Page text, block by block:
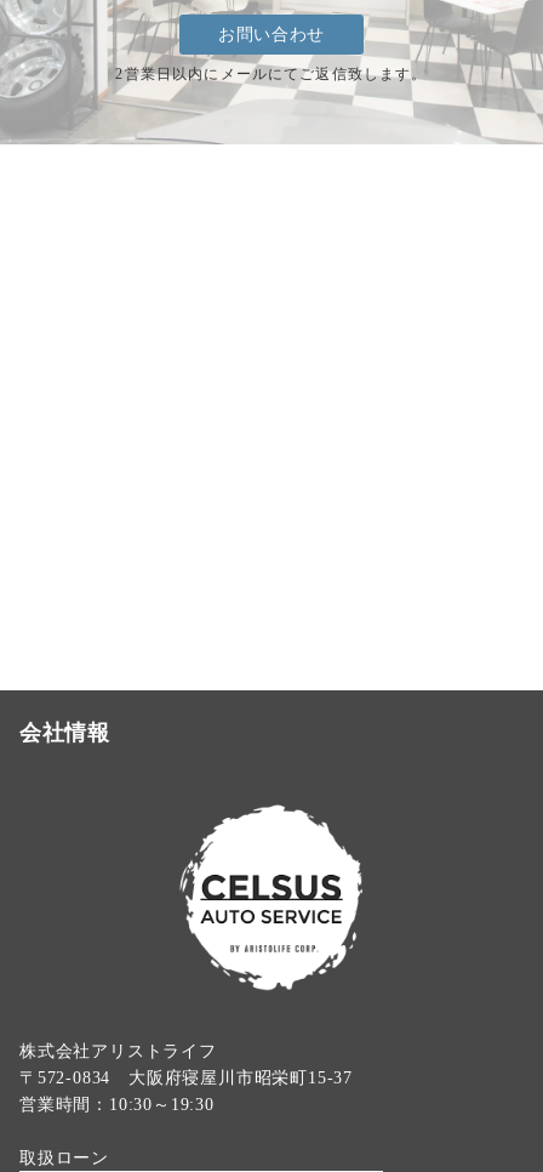
お問い合わせ
2営業日以内にメールにてご返信致します。
会社情報
株式会社アリストライフ
〒572-0834 大阪府寝屋川市昭栄町15-37
営業時間：10:30～19:30
取扱ローン